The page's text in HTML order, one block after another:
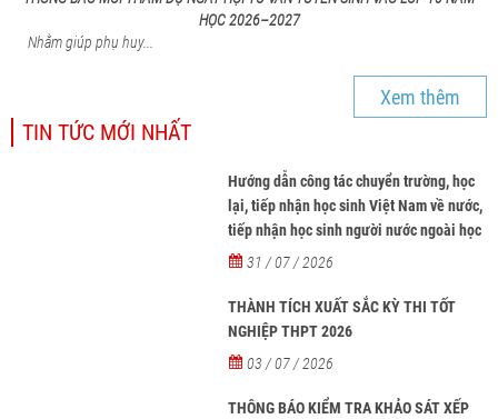
HỌC 2026–2027
Nhằm giúp phụ huy...
Xem thêm
TIN TỨC MỚI NHẤT
Hướng dẫn công tác chuyển trường, học
lại, tiếp nhận học sinh Việt Nam về nước,
tiếp nhận học sinh người nước ngoài học
tại các trường từ năm học 2026-2027
31 / 07 / 2026
THÀNH TÍCH XUẤT SẮC KỲ THI TỐT
NGHIỆP THPT 2026
03 / 07 / 2026
THÔNG BÁO KIỂM TRA KHẢO SÁT XẾP